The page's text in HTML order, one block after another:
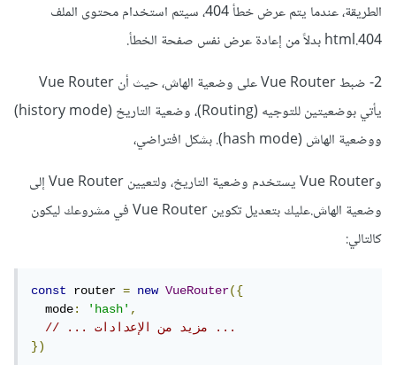
الطريقة، عندما يتم عرض خطأ 404، سيتم استخدام محتوى الملف
404.html بدلاً من إعادة عرض نفس صفحة الخطأ.
2- ضبط Vue Router على وضعية الهاش، حيث أن Vue Router
يأتي بوضعيتين للتوجيه (Routing)، وضعية التاريخ (history mode)
ووضعية الهاش (hash mode). بشكل افتراضي،
وVue Router يستخدم وضعية التاريخ، ولتعيين Vue Router إلى
وضعية الهاش.عليك بتعديل تكوين Vue Router في مشروعك ليكون
كالتالي:
const router = new VueRouter({
  mode
: 'hash',
// ... مزيد من الإعدادات ...
})